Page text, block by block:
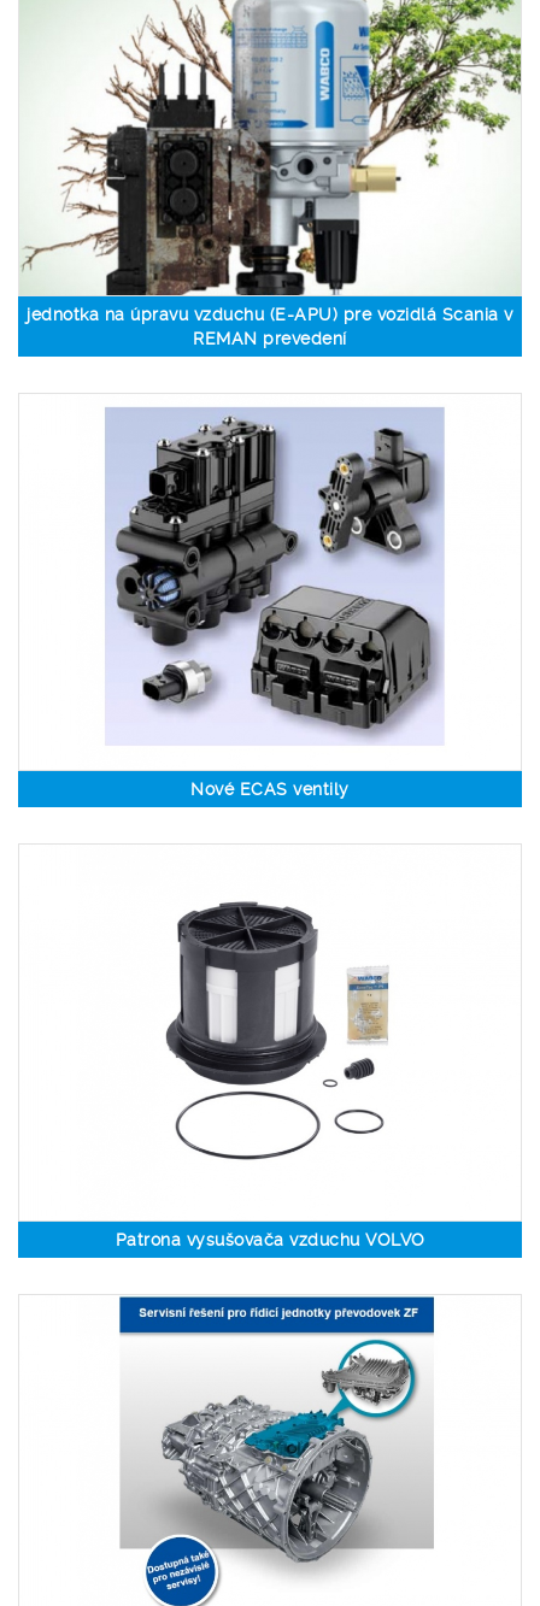
jednotka na úpravu vzduchu (E-APU) pre vozidlá Scania v
REMAN prevedení
Nové ECAS ventily
Patrona vysušovača vzduchu VOLVO